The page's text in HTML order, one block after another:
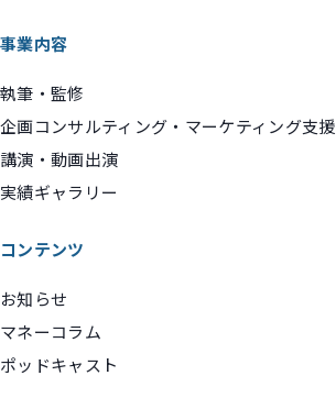
事業内容
執筆・監修
企画コンサルティング・マーケティング支援
講演・動画出演
実績ギャラリー
コンテンツ
お知らせ
マネーコラム
ポッドキャスト